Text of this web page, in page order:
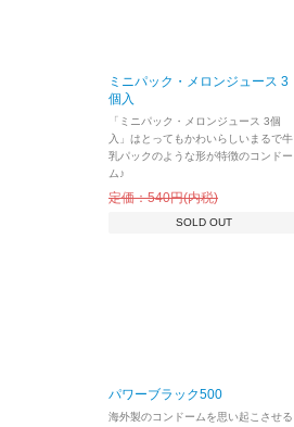
ミニパック・メロンジュース 3
個入
「ミニパック・メロンジュース 3個
入」はとってもかわいらしいまるで牛
乳パックのような形が特徴のコンドー
ム♪
定価：540円(内税)
SOLD OUT
パワーブラック500
海外製のコンドームを思い起こさせる